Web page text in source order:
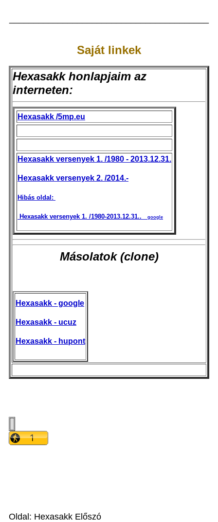
Saját linkek
Hexasakk honlapjaim az
interneten:
Hexasakk /5mp.eu
Hexasakk versenyek 1. /1980 - 2013.12.31.
Hexasakk versenyek 2. /2014.-
Hibás oldal:
Hexasakk versenyek 1. /1980-2013.12.31.. _ google
Másolatok (clone)
Hexasakk - google
Hexasakk - ucuz
Hexasakk - hupont
Oldal: Hexasakk Előszó